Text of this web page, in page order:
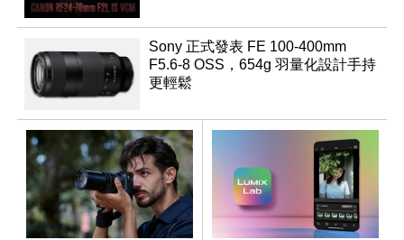
Sony 正式發表 FE 100-400mm
F5.6-8 OSS，654g 羽量化設計手持
更輕鬆